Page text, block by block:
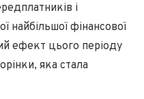
і
найбільшої фінансової
ефект цього періоду
яка стала